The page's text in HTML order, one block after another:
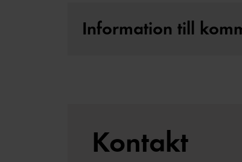
Information till
Kontakt